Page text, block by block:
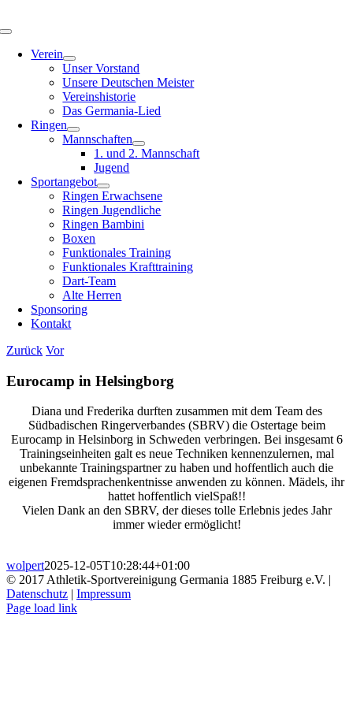
Inhalt
Toggle
NavigationVerein
Unser Vorstand
Unsere Deutschen Meister
Vereinshistorie
Das Germania-Lied
Ringen
Mannschaften
1. und 2. Mannschaft
Jugend
Sportangebot
Ringen Erwachsene
Ringen Jugendliche
Ringen Bambini
Boxen
Funktionales Training
Funktionales Krafttraining
Dart-Team
Alte Herren
Sponsoring
Kontakt
Zurück Vor
Eurocamp in Helsingborg
Diana und Frederika durften zusammen mit dem Team des
Südbadischen Ringerverbandes (SBRV) die Ostertage beim
Eurocamp in Helsinborg in Schweden verbringen. Bei insgesamt 6
Trainingseinheiten galt es neue Techniken kennenzulernen, mal
unbekannte Trainingspartner zu haben und hoffentlich auch die
eigenen Fremdsprachenkentnisse anwenden zu können. Mädels, ihr
hattet hoffentlich vielSpaß!!
Vielen Dank an den SBRV, der dieses tolle Erlebnis jedes Jahr
immer wieder ermöglicht!
wolpert2025-12-05T10:28:44+01:00
© 2017 Athletik-Sportvereinigung Germania 1885 Freiburg e.V. |
Datenschutz | Impressum
Instagram
Page load link